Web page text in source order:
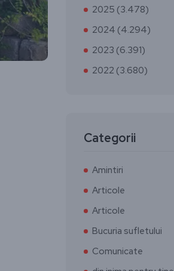
2025 (3.478)
2024 (4.294)
2023 (6.391)
2022 (3.680)
Categorii
Amintiri
Articole
Articole
Bucuria sufletului
Comunicate